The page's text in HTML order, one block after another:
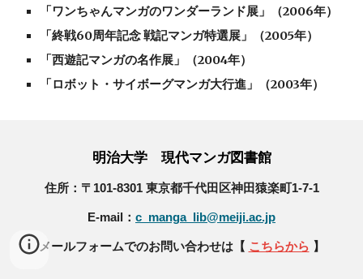
「ワンちゃんマンガのワンダーランド展」（2006年）
「終戦60周年記念 戦記マンガ特選展」（2005年）
「西遊記マンガの名作展」（2004年）
「ロボット・サイボーグマンガ大行進」（2003年）
明治大学 現代マンガ図書館
住所：〒101-8301 東京都千代田区神田猿楽町1-7-1
E-mail： c_manga_lib@meiji.ac.jp
メールフォームでのお問い合わせは【 こちらから 】